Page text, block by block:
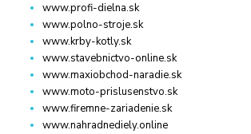
www.profi-dielna.sk
www.polno-stroje.sk
www.krby-kotly.sk
www.stavebnictvo-online.sk
www.maxiobchod-naradie.sk
www.moto-prislusenstvo.sk
www.firemne-zariadenie.sk
www.nahradnediely.online